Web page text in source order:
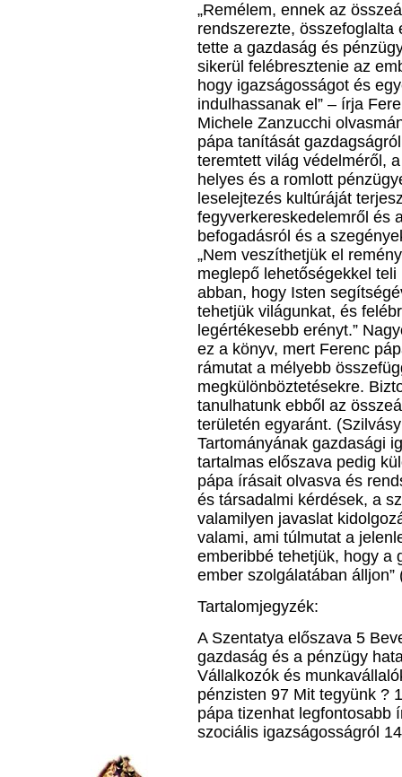
„Remélem, ennek az
rendszerezte,
tette a gazdaság és
sikerül felébresztenie az
hogy igazságosságot és
indulhassanak el” – írja
Michele Zanzucchi
pápa tanítását
teremtett világ védelméről,
helyes és a romlott
leselejtezés kultúráját
fegyverkereskedelemről és
befogadásról és a
„Nem veszíthetjük el
meglepő lehetőségekkel
abban, hogy Isten
tehetjük világunkat, és
legértékesebb erényt.”
ez a könyv, mert Ferenc
rámutat a mélyebb
megkülönböztetésekre.
tanulhatunk ebből az
területén egyaránt.
Tartományának gazdasági
tartalmas előszava pedig
pápa írásait olvasva és
és társadalmi kérdések, a
valamilyen javaslat
valami, ami túlmutat a
emberibbé tehetjük, hogy a
ember szolgálatában
Tartalomjegyzék:
A Szentatya előszava 5
gazdaság és a pénzügy
Vállalkozók és
pénzisten 97 Mit tegyünk ?
pápa tizenhat legfontosabb
szociális igazságosságról